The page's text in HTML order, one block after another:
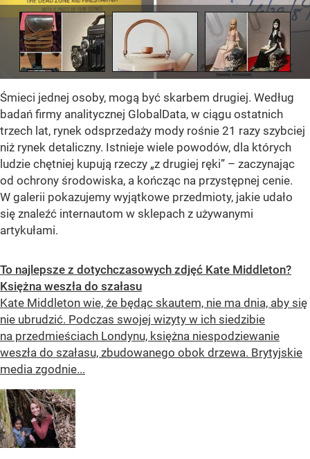
Śmieci jednej osoby, mogą być skarbem drugiej. Według
badań firmy analitycznej GlobalData, w ciągu ostatnich
trzech lat, rynek odsprzedaży mody rośnie 21 razy szybciej
niż rynek detaliczny. Istnieje wiele powodów, dla których
ludzie chętniej kupują rzeczy „z drugiej ręki” – zaczynając
od ochrony środowiska, a kończąc na przystępnej cenie.
W galerii pokazujemy wyjątkowe przedmioty, jakie udało
się znaleźć internautom w sklepach z używanymi
artykułami.
To najlepsze z dotychczasowych zdjęć Kate Middleton?
Księżna weszła do szałasu
Kate Middleton wie, że będąc skautem, nie ma dnia, aby się
nie ubrudzić. Podczas swojej wizyty w ich siedzibie
na przedmieściach Londynu, księżna niespodziewanie
weszła do szałasu, zbudowanego obok drzewa. Brytyjskie
media zgodnie...